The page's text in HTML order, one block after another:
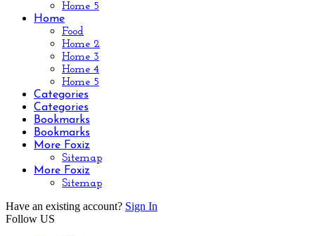
Home 5
Home
Food
Home 2
Home 3
Home 4
Home 5
Categories
Categories
Bookmarks
Bookmarks
More Foxiz
Sitemap
More Foxiz
Sitemap
Have an existing account? Sign In
Follow US